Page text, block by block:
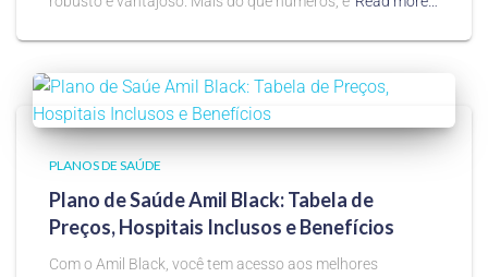
PLANOS DE SAÚDE
Plano de Saúde Amil Black: Tabela de
Preços, Hospitais Inclusos e Benefícios
Com o Amil Black, você tem acesso aos melhores